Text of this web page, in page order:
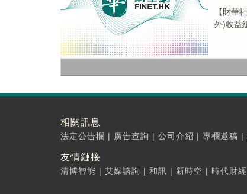
【財華
外)收益
相關訊息
法定公告欄 | 廣告查詢 | 公司介紹 | 專欄邀稿 |
友情鏈接
清博智能 | 艾媒諮詢 | 和訊 | 新時空 | 時代財經